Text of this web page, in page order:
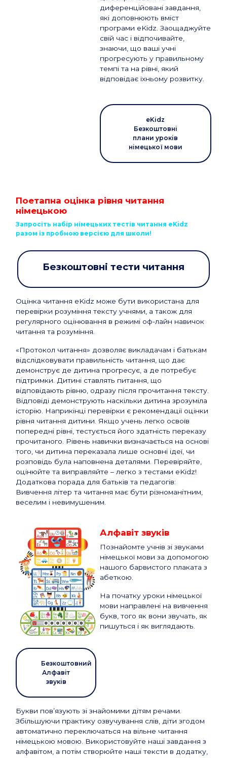
диференційовані завдання,
які доповнюють вміст
програми eKidz. Заощаджуйте
свій час і відпочивайте,
знаючи, що ваші учні
прогресують у правильному
темпі та на рівні, який
відповідає їхньому розвитку.
eKidz
Безкоштовні
плани уроків
німецької мови
Поетапна оцінка рівня читання
німецькою
Запросіть набір німецьких тестів читання eKidz
разом із пробною версією для школи!
Безкоштовні тести читання
Оцінка читання eKidz може бути використана для
перевірки розуміння тексту учнями, а також для
регулярного оцінювання в режимі оф-лайн навичок
читання та розуміння.
«Протокол читання» дозволяє викладачам і батькам
відслідковувати правильність читання, що дає
демонструє де дитина прогресує, а де потребує
підтримки. Дитині ставлять питання, що
відповідають рівню, одразу після прочитання тексту.
Відповіді демонструють наскільки дитина зрозуміла
історію. Наприкінці перевірки є рекомендації оцінки
рівня читання дитини. Якщо учень легко освоїв
попередні рівні, тестується його здатність переказу
прочитаного. Рівень навички визначається на основі
того, чи дитина переказала лише основні ідеї, чи
розповідь була наповнена деталями. Перевіряйте,
оцінюйте та виправляйте – легко з тестами eKidz!
Додаткова порада для батьків та педагогів:
Вивчення літер та читання має бути різноманітним,
веселим і невимушеним.
Безкоштовний
Алфавіт
звуків
Алфавіт звуків
Познайомте учнів зі звуками
німецької мови за допомогою
нашого барвистого плаката з
абеткою.
На початку уроки німецької
мови направлені на вивчення
букв, того як вони звучать, як
пишуться і як виглядають.
Букви пов’язують зі знайомими дітям речами.
Збільшуючи практику озвучування слів, діти згодом
автоматично переключаться на вільне читання
німецькою мовою. Використовуйте наші завдання з
алфавітом, а потім створюйте наші тексти в додатку,